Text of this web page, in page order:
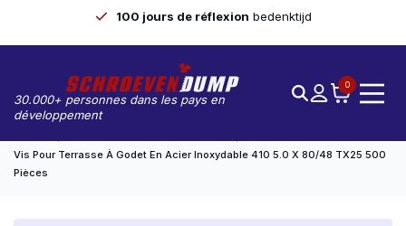
100 jours de réflexion bedenktijd
30.000+ personnes dans les pays en
développement
0
Vis Pour Terrasse À Godet En Acier Inoxydable 410 5.0 X 80/48 TX25 500
Pièces